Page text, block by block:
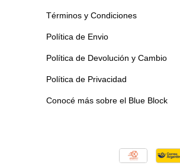
Términos y Condiciones
Política de Envio
Política de Devolución y Cambio
Política de Privacidad
Conocé más sobre el Blue Block